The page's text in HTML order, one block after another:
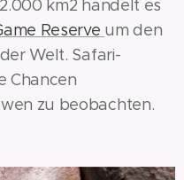
km2 handelt es
Reserve um den
Welt. Safari-
Chancen
zu beobachten.